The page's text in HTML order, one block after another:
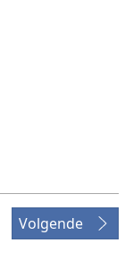
Volgende